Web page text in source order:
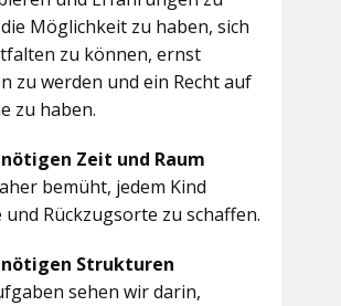
Möglichkeit zu haben, sich
zu können, ernst
zu werden und ein Recht auf
zu haben.
Zeit und Raum
bemüht, jedem Kind
und Rückzugsorte zu schaffen.
Strukturen
sehen wir darin,